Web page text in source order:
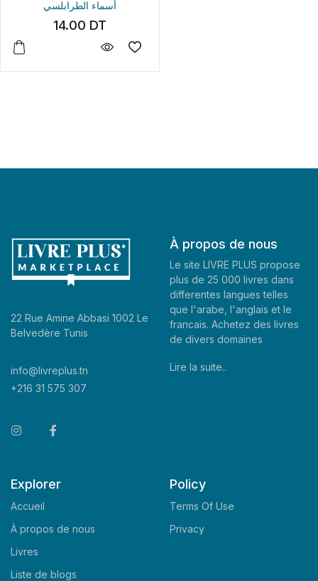
أسماء الطرابلسي
14.00 DT
22 Rue Amine Abbasi 1002 Le
Belvedère Tunis
info@livreplus.tn
+216 31 575 307
À propos de nous
Le site LIVRE PLUS propose
plus de 25 000 livres dans
differentes langues telles
que l'arabe, l'anglais et le
francais. Achetez des livres
de divers domaines
Lire la suite..
Explorer
Accueil
À propos de nous
Livres
Liste de blogs
Policy
Terms Of Use
Privacy